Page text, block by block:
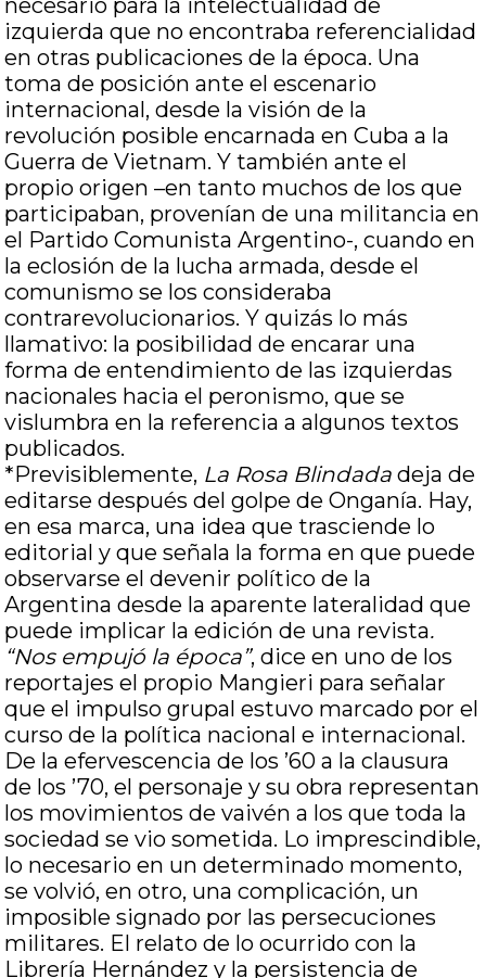
necesario para la intelectualidad de
izquierda que no encontraba referencialidad
en otras publicaciones de la época. Una
toma de posición ante el escenario
internacional, desde la visión de la
revolución posible encarnada en Cuba a la
Guerra de Vietnam. Y también ante el
propio origen –en tanto muchos de los que
participaban, provenían de una militancia en
el Partido Comunista Argentino-, cuando en
la eclosión de la lucha armada, desde el
comunismo se los consideraba
contrarevolucionarios. Y quizás lo más
llamativo: la posibilidad de encarar una
forma de entendimiento de las izquierdas
nacionales hacia el peronismo, que se
vislumbra en la referencia a algunos textos
publicados.
*Previsiblemente, La Rosa Blindada deja de
editarse después del golpe de Onganía. Hay,
en esa marca, una idea que trasciende lo
editorial y que señala la forma en que puede
observarse el devenir político de la
Argentina desde la aparente lateralidad que
puede implicar la edición de una revista.
“Nos empujó la época”, dice en uno de los
reportajes el propio Mangieri para señalar
que el impulso grupal estuvo marcado por el
curso de la política nacional e internacional.
De la efervescencia de los ’60 a la clausura
de los ’70, el personaje y su obra representan
los movimientos de vaivén a los que toda la
sociedad se vio sometida. Lo imprescindible,
lo necesario en un determinado momento,
se volvió, en otro, una complicación, un
imposible signado por las persecuciones
militares. El relato de lo ocurrido con la
Librería Hernández y la persistencia de